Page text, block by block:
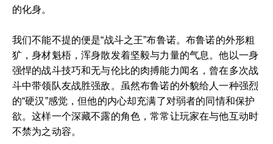
的化身。
我们不能不提的便是“战斗之王”布鲁诺。布鲁诺的外形粗
犷，身材魁梧，浑身散发着坚毅与力量的气息。他以一身
强悍的战斗技巧和无与伦比的肉搏能力闻名，曾在多次战
斗中带领队友战胜强敌。虽然布鲁诺的外貌给人一种强烈
的“硬汉”感觉，但他的内心却充满了对弱者的同情和保护
欲。这样一个深藏不露的角色，常常让玩家在与他互动时
不禁为之动容。